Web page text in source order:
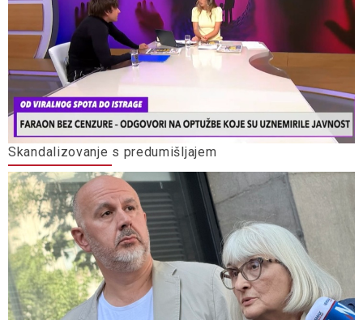
Skandalizovanje s predumišljajem